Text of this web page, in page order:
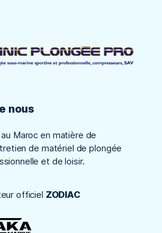
nous
Maroc en matière de
de matériel de plongée
et de loisir.
officiel ZODIAC